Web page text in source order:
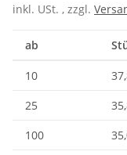
inkl. USt. , zzgl.
ab
10
25
100